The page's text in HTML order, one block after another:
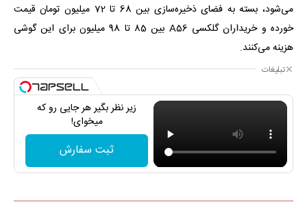
می‌شود، بسته به فضای ذخیره‌سازی بین 68 تا 72 میلیون تومان قیمت
خورده و خریداران گلکسی A56 بین 85 تا 98 میلیون برای این گوشی
هزینه می‌کنند.
تبلیغات
زیر نظر بگیر هر جایی رو که
میخوای!
ثبت سفارش